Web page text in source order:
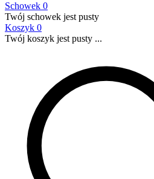
Schowek 0
Twój schowek jest pusty
Koszyk 0
Twój koszyk jest pusty ...